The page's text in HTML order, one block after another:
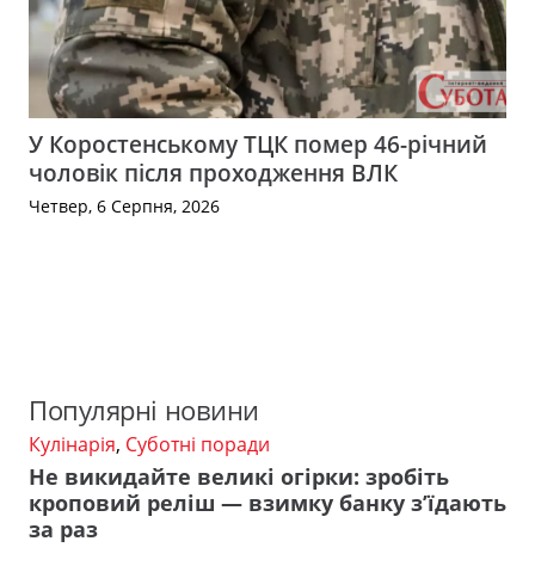
У Коростенському ТЦК помер 46-річний
чоловік після проходження ВЛК
Четвер, 6 Серпня, 2026
Популярні новини
Кулінарія, Суботні поради
Не викидайте великі огірки: зробіть
кроповий реліш — взимку банку з’їдають
за раз